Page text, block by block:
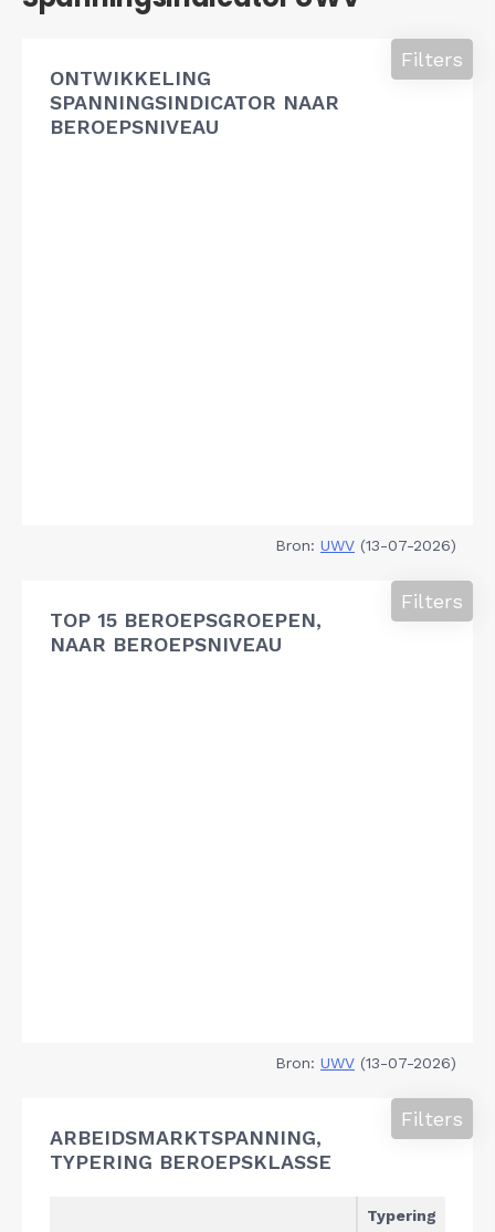
ONTWIKKELING
SPANNINGSINDICATOR NAAR
BEROEPSNIVEAU
Filters
Bron: UWV (13-07-2026)
TOP 15 BEROEPSGROEPEN,
NAAR BEROEPSNIVEAU
Filters
Bron: UWV (13-07-2026)
ARBEIDSMARKTSPANNING,
TYPERING BEROEPSKLASSE
Filters